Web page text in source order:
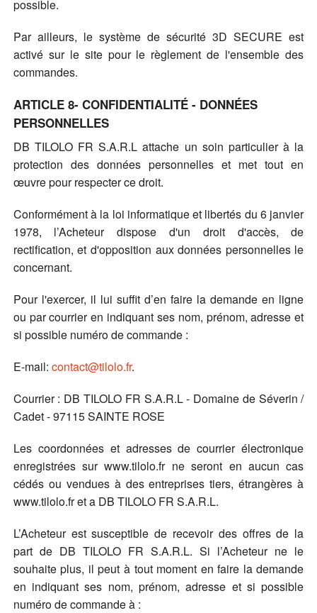
possible.
Par ailleurs, le système de sécurité 3D SECURE est
activé sur le site pour le règlement de l'ensemble des
commandes.
ARTICLE 8- CONFIDENTIALITÉ - DONNÉES
PERSONNELLES
DB TILOLO FR S.A.R.L attache un soin particulier à la
protection des données personnelles et met tout en
œuvre pour respecter ce droit.
Conformément à la loi informatique et libertés du 6 janvier
1978, l’Acheteur dispose d'un droit d'accès, de
rectification, et d'opposition aux données personnelles le
concernant.
Pour l'exercer, il lui suffit d’en faire la demande en ligne
ou par courrier en indiquant ses nom, prénom, adresse et
si possible numéro de commande :
E-mail: contact@tilolo.fr.
Courrier : DB TILOLO FR S.A.R.L - Domaine de Séverin /
Cadet - 97115 SAINTE ROSE
Les coordonnées et adresses de courrier électronique
enregistrées sur www.tilolo.fr ne seront en aucun cas
cédés ou vendues à des entreprises tiers, étrangères à
www.tilolo.fr et a DB TILOLO FR S.A.R.L.
L’Acheteur est susceptible de recevoir des offres de la
part de DB TILOLO FR S.A.R.L. Si l’Acheteur ne le
souhaite plus, il peut à tout moment en faire la demande
en indiquant ses nom, prénom, adresse et si possible
numéro de commande à :